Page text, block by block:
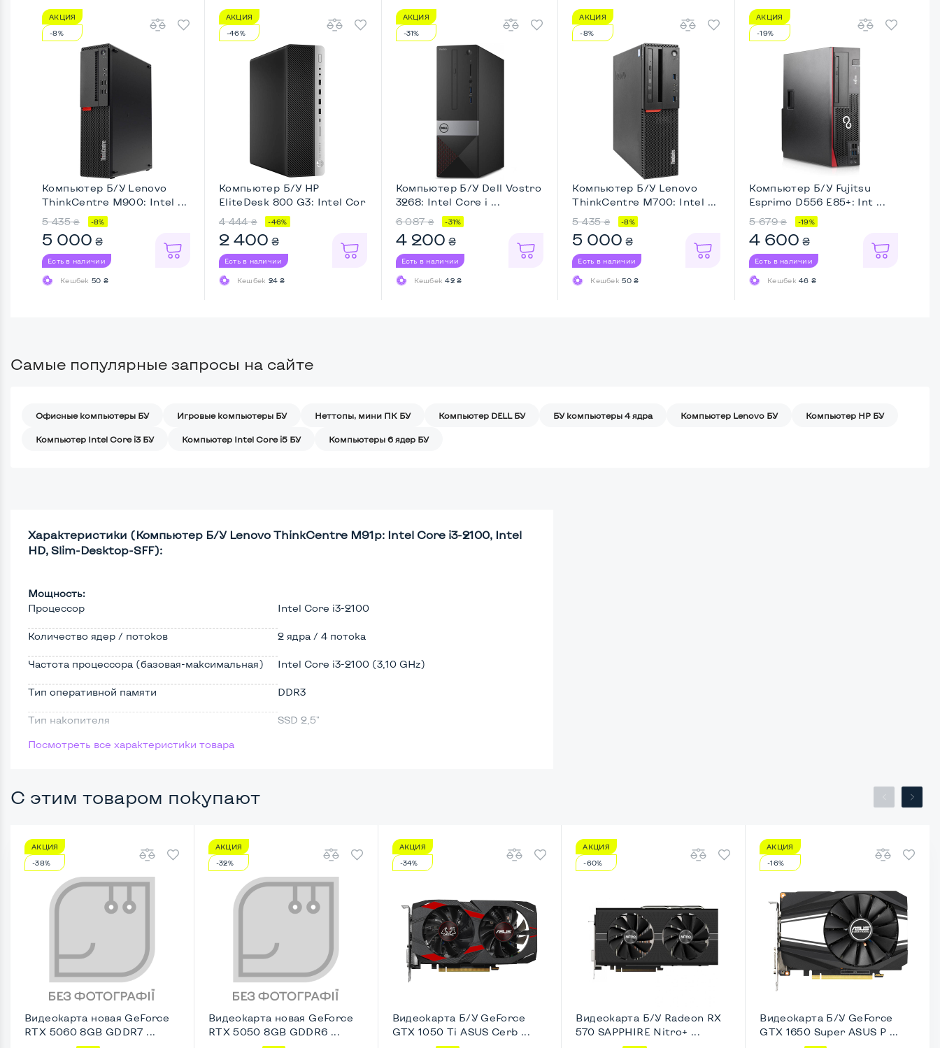
АКЦИЯ
-8%
Компьютер Б/У Lenovo
ThinkCentre M900: Intel ...
5 435 ₴ -8%
5 000 ₴
Есть в наличии
Кешбек 50 ₴
АКЦИЯ
-46%
Компьютер Б/У HP
EliteDesk 800 G3: Intel Cor
...
4 444 ₴ -46%
2 400 ₴
Есть в наличии
Кешбек 24 ₴
АКЦИЯ
-31%
Компьютер Б/У Dell Vostro
3268: Intel Core i ...
6 087 ₴ -31%
4 200 ₴
Есть в наличии
Кешбек42 ₴
АКЦИЯ
-8%
Компьютер Б/У Lenovo
ThinkCentre M700: Intel ...
5 435 ₴ -8%
5 000 ₴
Есть в наличии
Кешбек50 ₴
АКЦИЯ
-19%
Компьютер Б/У Fujitsu
Esprimo D556 E85+: Int ...
5 679 ₴ -19%
4 600 ₴
Есть в наличии
Кешбек46 ₴
Самые популярные запросы на сайте
Офисные компьютеры БУ Игровые компьютеры БУ Неттопы, мини ПК БУ Компьютер DELL БУ БУ компьютеры 4 ядра Компьютер Lenovo БУ Компьютер HP БУ
Компьютер Intel Core i3 БУ Компьютер Intel Core i5 БУ Компьютеры 6 ядер БУ
Характеристики (Компьютер Б/У Lenovo ThinkCentre M91p: Intel Core i3-2100, Intel
HD, Slim-Desktop-SFF):
Мощность:
Процессор
Intel Core i3-2100
Количество ядер / потоков 2 ядра / 4 потока
Частота процессора (базовая-максимальная) Intel Core i3-2100 (3,10 GHz)
Тип оперативной памяти DDR3
Тип накопителя SSD 2,5"
Размер памяти
Возможности видеокарты:
Тип видеокарты
Встроенный
Видеопроцессор системного блока Intel HD
Размер видеопамяти, Гб Динамический
Удобство пользования:
Slim-Desktop-SFF
Крепление на монитор сзади Нет
Посмотреть все характеристики товара
С этим товаром покупают
АКЦИЯ
-38%
Видеокарта новая GeForce
RTX 5060 8GB GDDR7 ...
АКЦИЯ
-32%
Видеокарта новая GeForce
RTX 5050 8GB GDDR6 ...
АКЦИЯ
-34%
Видеокарта Б/У GeForce
GTX 1050 Ti ASUS Cerb ...
АКЦИЯ
-60%
Видеокарта Б/У Radeon RX
570 SAPPHIRE Nitro+ ...
АКЦИЯ
-16%
Видеокарта Б/У GeForce
GTX 1650 Super ASUS P ...